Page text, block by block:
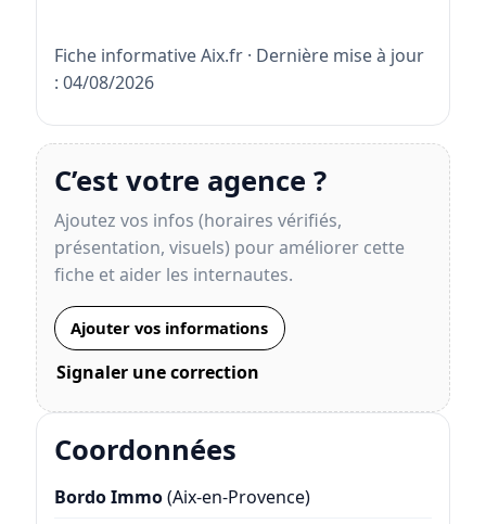
Fiche informative Aix.fr · Dernière mise à jour
: 04/08/2026
C’est votre agence ?
Ajoutez vos infos (horaires vérifiés,
présentation, visuels) pour améliorer cette
fiche et aider les internautes.
Ajouter vos informations
Signaler une correction
Coordonnées
Bordo Immo(Aix-en-Provence)